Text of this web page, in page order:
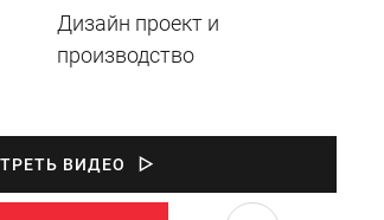
Дизайн проект и
производство
ВИДЕО